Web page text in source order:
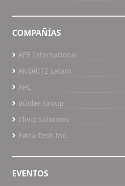
COMPAÑÍAS
AFB International
ANDRITZ Latam
APC
Bühler Group
Clivio Solutions
Extru-Tech Inc.
EVENTOS